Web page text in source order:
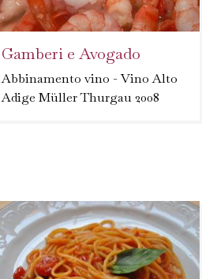
Gamberi e Avogado
Abbinamento vino - Vino Alto
Adige Müller Thurgau 2008
Sbucciare...